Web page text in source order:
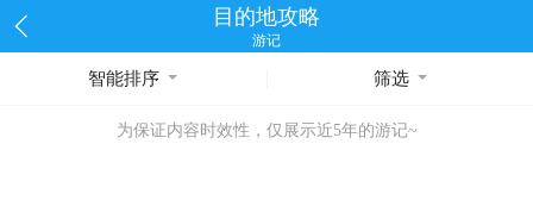
目的地攻略
游记
智能排序 筛选
为保证内容时效性，仅展示近5年的游记~